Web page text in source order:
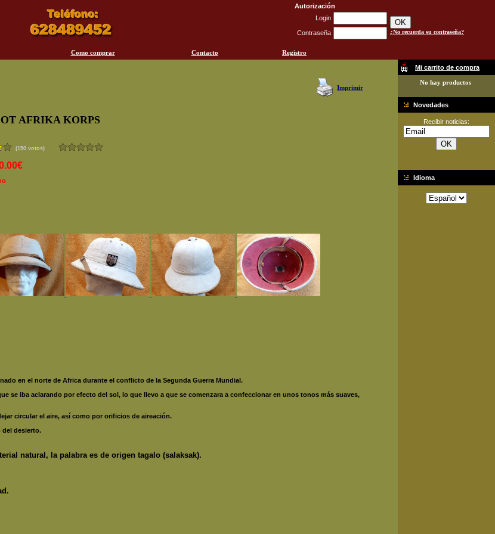
Autorización
Login
Contraseña ¿No recuerda su contraseña?
Como comprar Contacto
Registro
Imprimir
AFRIKA KORPS
(150 votos)
en el norte de Africa durante el conflicto de la Segunda Guerra Mundial.
se iba aclarando por efecto del sol, lo que llevo a que se comenzara a confeccionar en unos tonos más suaves,
circular el aire, así como por orificios de aireación.
del desierto.
natural, la palabra es de origen tagalo (salaksak).
Mi carrito de compra
No hay productos
Novedades
Recibir noticias:
Idioma